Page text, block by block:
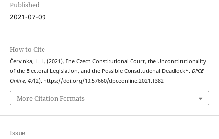
Published
2021-07-09
How to Cite
Červinka, L. L. (2021). The Czech Constitutional Court, the Unconstitutionality
of the Electoral Legislation, and the Possible Constitutional Deadlock*. DPCE
Online, 47(2). https://doi.org/10.57660/dpceonline.2021.1382
More Citation Formats
Issue